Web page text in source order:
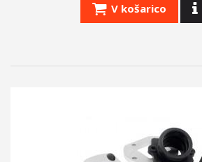
V košarico